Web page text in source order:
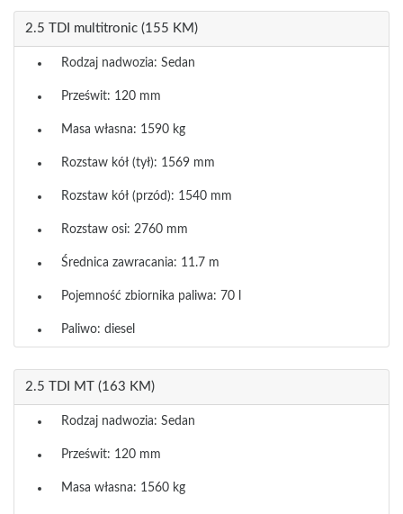
2.5 TDI multitronic (155 KM)
Rodzaj nadwozia: Sedan
Prześwit: 120 mm
Masa własna: 1590 kg
Rozstaw kół (tył): 1569 mm
Rozstaw kół (przód): 1540 mm
Rozstaw osi: 2760 mm
Średnica zawracania: 11.7 m
Pojemność zbiornika paliwa: 70 l
Paliwo: diesel
2.5 TDI MT (163 KM)
Rodzaj nadwozia: Sedan
Prześwit: 120 mm
Masa własna: 1560 kg